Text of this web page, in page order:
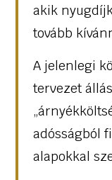
akik
tovább
A jelenlegi
tervezet
adósságból
alapokkal